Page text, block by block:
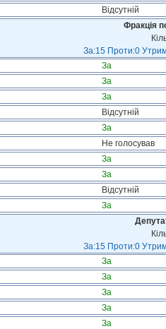
Відсутній
Фракція
За:15 Проти:0
За
За
За
Відсутній
За
Не голосував
За
За
Відсутній
За
За:15 Проти:0
За
За
За
За
За